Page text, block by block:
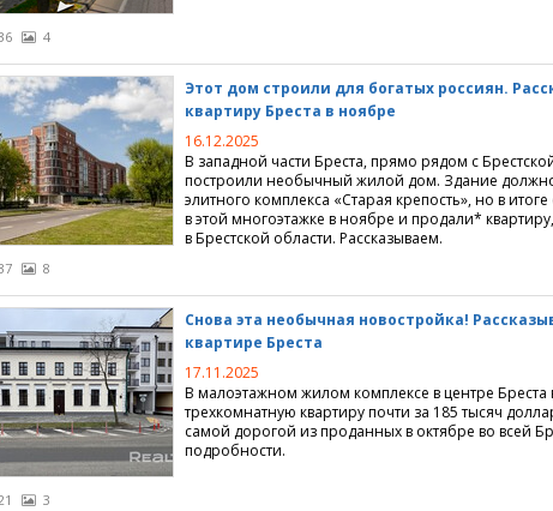
Ипотека
Льготные кредиты
Потребительское кредитование
Покупка квартиры
Приватизация
Продажа квартиры
Утверждение перепланировки
Жилищно-коммунальное хозяйство
Загородная недвижимость
VIP коттеджи
Аренда загородной недвижимости
Консервация
Коттеджные поселки
Покупка загородной недвижимости
Продажа дома, коттеджа, дачи
Продажа земельных участков
Законодательство
Наследование
Улучшение жилищных условий
Зарубежная недвижимость
Коммерческая недвижимость
Аренда коммерческой недвижимости
Аренда юридического адреса
Бизнес-центры
Инвестиции
Продажа бизнеса
Лизинг недвижимости
Новости
Видеорепортажи
Городские новости
Мнения
Новостройки, долевое строительство
Застройщики
Оценка недвижимости
Прочее
4
8
Этот дом строили для богатых россиян.
квартиру Бреста в ноябре
16.12.2025
В западной части Бреста, прямо рядом с
построили необычный жилой дом. Здание должно
элитного комплекса «Старая крепость», но в
в этой многоэтажке в ноябре и продали*
в Брестской области. Рассказываем.
3
Снова эта необычная новостройка!
квартире Бреста
17.11.2025
В малоэтажном жилом комплексе в центре
трехкомнатную квартиру почти за 185 тысяч
самой дорогой из проданных в октябре во всей
подробности.